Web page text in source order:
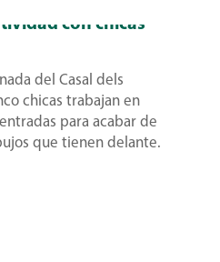
con chicas
del Casal dels
chicas trabajan en
para acabar de
que tienen delante.